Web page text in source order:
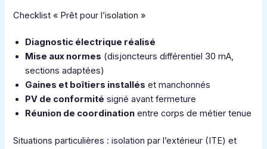
Checklist « Prêt pour l’isolation »
Diagnostic électrique réalisé
Mise aux normes (disjoncteurs différentiel 30 mA,
sections adaptées)
Gaines et boîtiers installés et manchonnés
PV de conformité signé avant fermeture
Réunion de coordination entre corps de métier tenue
Situations particulières : isolation par l’extérieur (ITE) et